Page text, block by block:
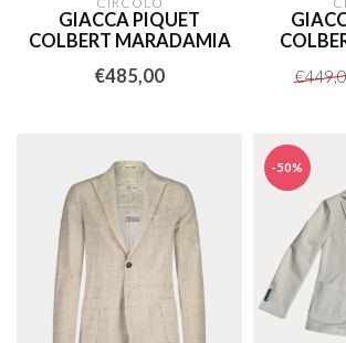
GIACCA PIQUET
COLBERT MARADAMIA
€485,00
-50%